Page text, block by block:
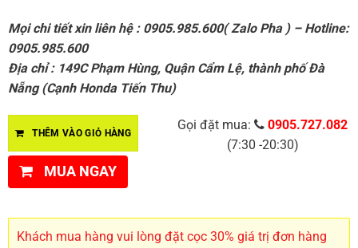
Mọi chi tiết xin liên hệ : 0905.985.600( Zalo Pha ) – Hotline:
0905.985.600
Địa chỉ : 149C Phạm Hùng, Quận Cẩm Lệ, thành phố Đà
Nẵng (Cạnh Honda Tiến Thu)
THÊM VÀO GIỎ HÀNG
MUA NGAY
Gọi đặt mua:
0905.727.082
(7:30 -20:30)
Khách mua hàng vui lòng đặt cọc 30% giá trị đơn hàng